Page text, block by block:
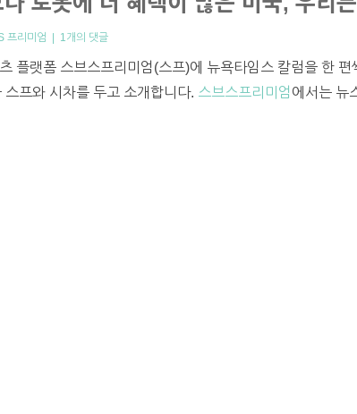
프리미엄 | 1개의 댓글
플랫폼 스브스프리미엄(스프)에 뉴욕타임스 칼럼을 한
프와 시차를 두고 소개합니다. 스브스프리미엄 에서는 뉴